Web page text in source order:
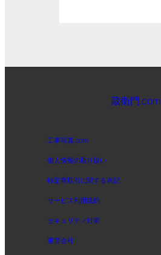
蔵衛門.com
工事写真.com
個人情報の取り扱い
特定商取引に関する表記
サービス利用規約
セキュリティ対策
運営会社